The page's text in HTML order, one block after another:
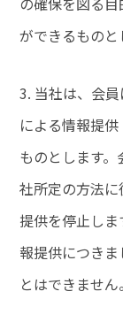
ができるものと
3. 当社は、会
による情報提
ものとします
社所定の方法
提供を停止し
報提供につき
とはできません。